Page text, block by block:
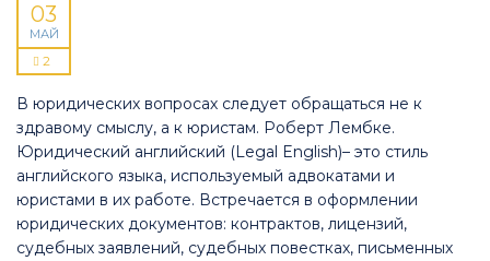
03
МАЙ
2
В юридических вопросах следует обращаться не к
здравому смыслу, а к юристам. Роберт Лембке.
Юридический английский (Legal English)– это стиль
английского языка, используемый адвокатами и
юристами в их работе. Встречается в оформлении
юридических документов: контрактов, лицензий,
судебных заявлений, судебных повестках, письменных